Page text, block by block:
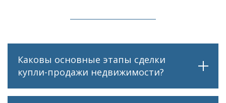
Каковы основные этапы сделки
купли-продажи недвижимости?